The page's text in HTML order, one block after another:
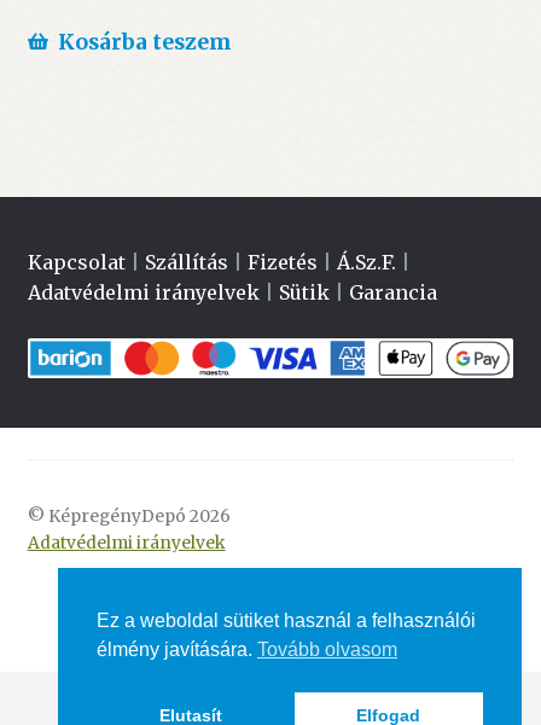
Kosárba teszem
Kapcsolat| Szállítás Fizetés Á.Sz.F.
Adatvédelmi irányelvek| Sütik| Garancia
© KépregényDepó 2026
Adatvédelmi irányelvek
Ez a weboldal sütiket használ a felhasználói
élmény javítására. Tovább olvasom
Elutasít Elfogad